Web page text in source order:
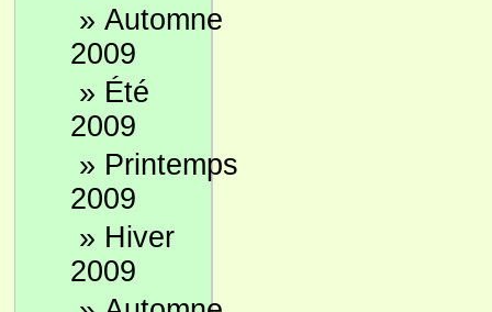
» Automne
2009
» Été
2009
» Printemps
2009
» Hiver
2009